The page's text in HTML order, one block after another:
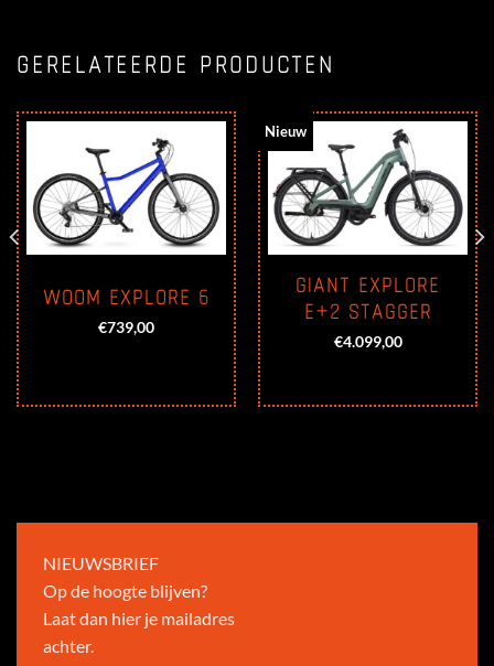
GERELATEERDE PRODUCTEN
WOOM EXPLORE 6
€739,00
Nieuw
GIANT EXPLORE
E+2 STAGGER
€4.099,00
NIEUWSBRIEF
Op de hoogte blijven?
Laat dan hier je mailadres
achter.